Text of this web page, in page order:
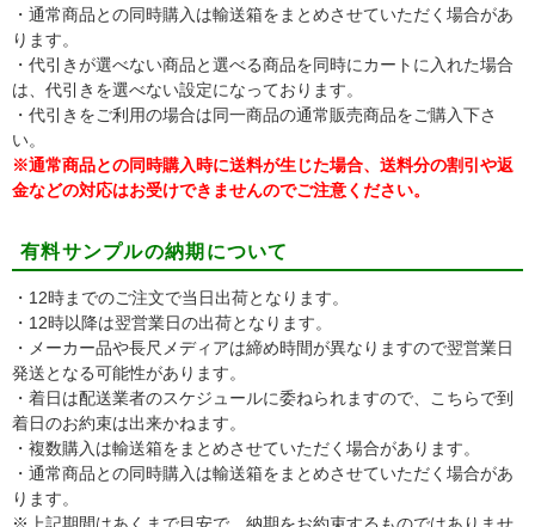
・通常商品との同時購入は輸送箱をまとめさせていただく場合があ
ります。
・代引きが選べない商品と選べる商品を同時にカートに入れた場合
は、代引きを選べない設定になっております。
・代引きをご利用の場合は同一商品の通常販売商品をご購入下さ
い。
※通常商品との同時購入時に送料が生じた場合、送料分の割引や返
金などの対応はお受けできませんのでご注意ください。
有料サンプルの納期について
・12時までのご注文で当日出荷となります。
・12時以降は翌営業日の出荷となります。
・メーカー品や長尺メディアは締め時間が異なりますので翌営業日
発送となる可能性があります。
・着日は配送業者のスケジュールに委ねられますので、こちらで到
着日のお約束は出来かねます。
・複数購入は輸送箱をまとめさせていただく場合があります。
・通常商品との同時購入は輸送箱をまとめさせていただく場合があ
ります。